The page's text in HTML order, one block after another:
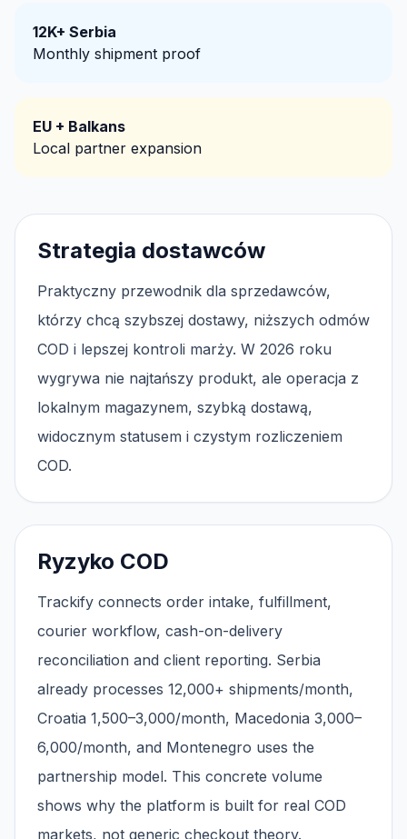
12K+ Serbia
Monthly shipment proof
EU + Balkans
Local partner expansion
Strategia dostawców
Praktyczny przewodnik dla sprzedawców,
którzy chcą szybszej dostawy, niższych odmów
COD i lepszej kontroli marży. W 2026 roku
wygrywa nie najtańszy produkt, ale operacja z
lokalnym magazynem, szybką dostawą,
widocznym statusem i czystym rozliczeniem
COD.
Ryzyko COD
Trackify connects order intake, fulfillment,
courier workflow, cash-on-delivery
reconciliation and client reporting. Serbia
already processes 12,000+ shipments/month,
Croatia 1,500–3,000/month, Macedonia 3,000–
6,000/month, and Montenegro uses the
partnership model. This concrete volume
shows why the platform is built for real COD
markets, not generic checkout theory.